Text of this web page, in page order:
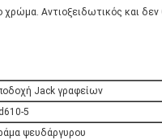
χρώμα. Αντιοξειδωτικός και
Jack γραφείων
5
ψευδάργυρου